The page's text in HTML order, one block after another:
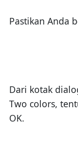
Pastikan Anda
Dari kotak
Two colors,
OK.